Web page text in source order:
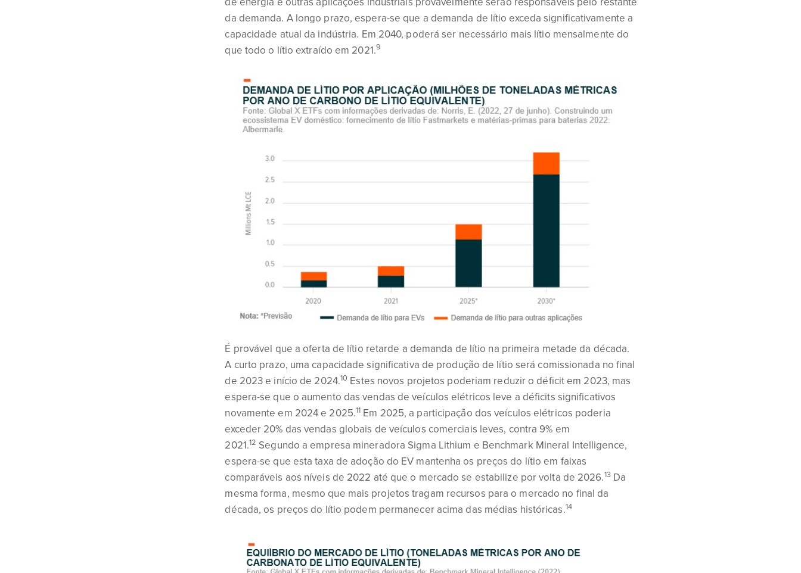
da demanda. A longo prazo, espera-se que a demanda de lítio exceda significativamente a
capacidade atual da indústria. Em 2040, poderá ser necessário mais lítio mensalmente do
que todo o lítio extraído em 2021.9
É provável que a oferta de lítio retarde a demanda de lítio na primeira metade da década.
A curto prazo, uma capacidade significativa de produção de lítio será comissionada no final
de 2023 e início de 2024.10 Estes novos projetos poderiam reduzir o déficit em 2023, mas
espera-se que o aumento das vendas de veículos elétricos leve a déficits significativos
novamente em 2024 e 2025.11 Em 2025, a participação dos veículos elétricos poderia
exceder 20% das vendas globais de veículos comerciais leves, contra 9% em
2021.12 Segundo a empresa mineradora Sigma Lithium e Benchmark Mineral Intelligence,
espera-se que esta taxa de adoção do EV mantenha os preços do lítio em faixas
comparáveis aos níveis de 2022 até que o mercado se estabilize por volta de 2026.13Da
mesma forma, mesmo que mais projetos tragam recursos para o mercado no final da
década, os preços do lítio podem permanecer acima das médias históricas.14